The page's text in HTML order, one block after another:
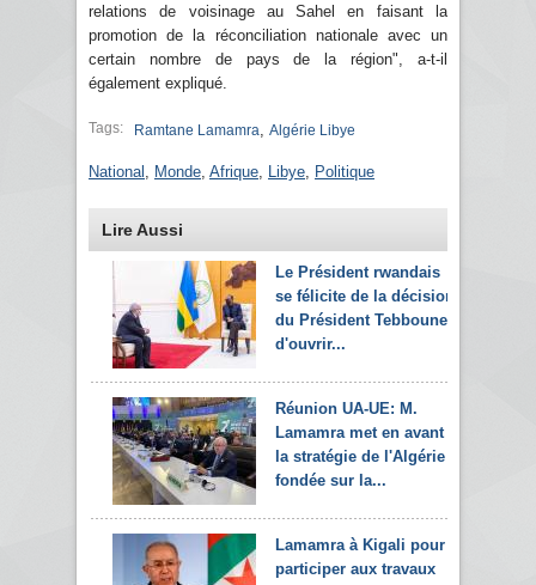
relations de voisinage au Sahel en faisant la
promotion de la réconciliation nationale avec un
certain nombre de pays de la région", a-t-il
également expliqué.
Tags: Ramtane Lamamra Algérie Libye
National Monde Afrique Libye Politique
Lire Aussi
Le Président rwandais
se félicite de la décision
du Président Tebboune
d'ouvrir...
Réunion UA-UE: M.
Lamamra met en avant
la stratégie de l'Algérie
fondée sur la...
Lamamra à Kigali pour
participer aux travaux